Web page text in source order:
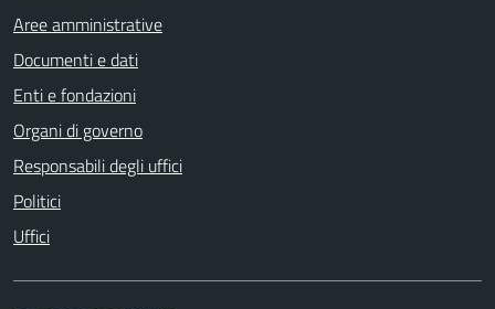
Aree amministrative
Documenti e dati
Enti e fondazioni
Organi di governo
Responsabili degli uffici
Politici
Uffici